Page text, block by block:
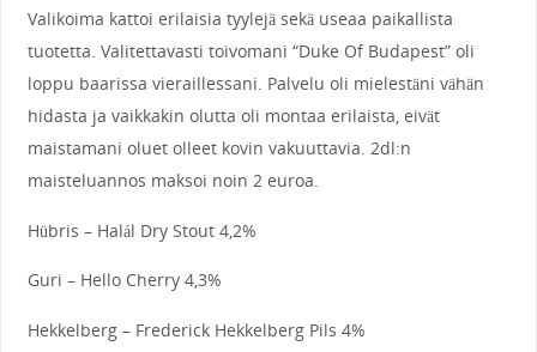
Valikoima kattoi erilaisia tyylejä sekä useaa paikallista
tuotetta. Valitettavasti toivomani “Duke Of Budapest” oli
loppu baarissa vieraillessani. Palvelu oli mielestäni vähän
hidasta ja vaikkakin olutta oli montaa erilaista, eivät
maistamani oluet olleet kovin vakuuttavia. 2dl:n
maisteluannos maksoi noin 2 euroa.
Hübris – Halál Dry Stout 4,2%
Guri – Hello Cherry 4,3%
Hekkelberg – Frederick Hekkelberg Pils 4%